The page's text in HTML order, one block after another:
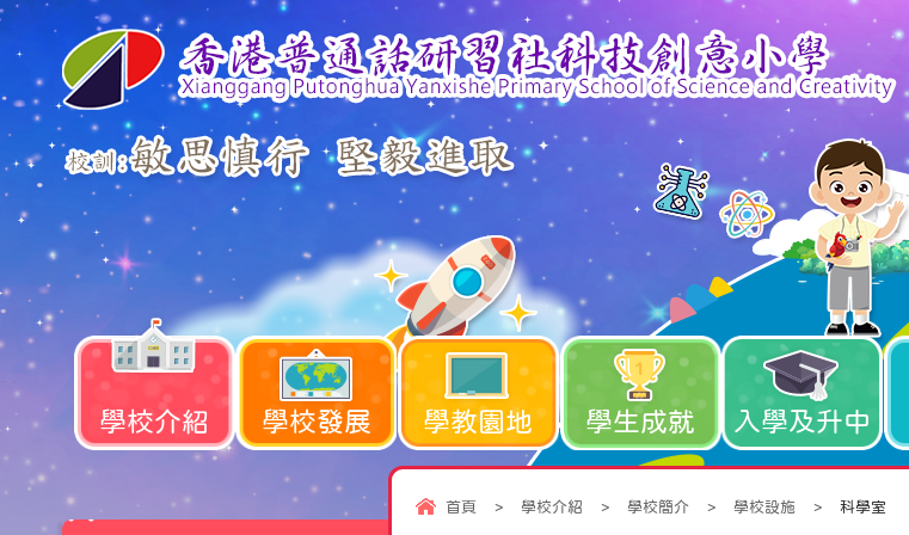
學校介紹 學校發展 學教園地 學生成就 入學及升中
首頁 > 學校介紹 > 學校簡介 > 學校設施 > 科學室